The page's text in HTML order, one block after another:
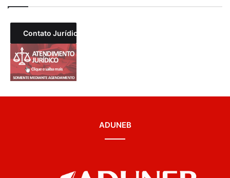
Contato Jurídico
ADUNEB